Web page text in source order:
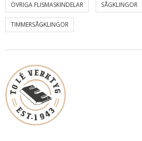
ÖVRIGA FLISMASKINDELAR SÅGKLINGOR
TIMMERSÅGKLINGOR